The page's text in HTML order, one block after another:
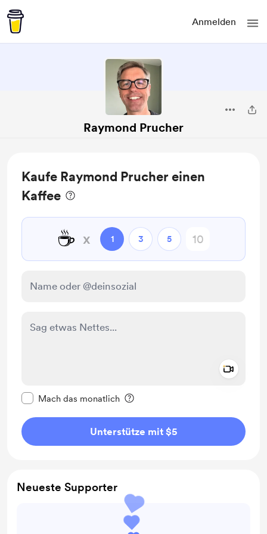
Anmelden
Raymond Prucher
Kaufe Raymond Prucher einen
Kaffee
☕ x 1 3 5
Mach das monatlich
Unterstütze mit $5
Neueste Supporter